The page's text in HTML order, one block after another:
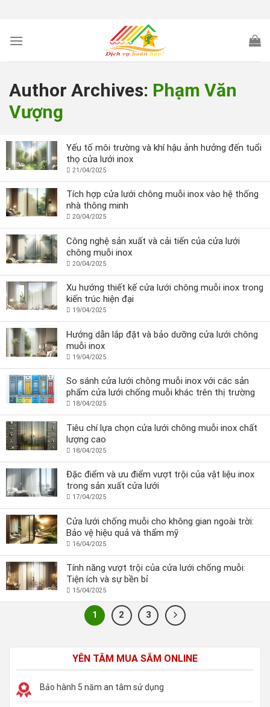
content
Author Archives: Phạm Văn
Vượng
Yếu tố môi trường và khí hậu ảnh hưởng đến tuổi
thọ cửa lưới inox
21/04/2025
Tích hợp cửa lưới chông muỗi inox vào hệ thống
nhà thông minh
20/04/2025
Công nghệ sản xuất và cải tiến của cửa lưới
chông muỗi inox
20/04/2025
Xu hướng thiết kế cửa lưới chông muỗi inox trong
kiến trúc hiện đại
19/04/2025
Hướng dẫn lắp đặt và bảo dưỡng cửa lưới chông
muỗi inox
19/04/2025
So sánh cửa lưới chông muỗi inox với các sản
phẩm cửa lưới chống muỗi khác trên thị trường
18/04/2025
Tiêu chí lựa chọn cửa lưới chông muỗi inox chất
lượng cao
18/04/2025
Đặc điểm và ưu điểm vượt trội của vật liệu inox
trong sản xuất cửa lưới
17/04/2025
Cửa lưới chống muỗi cho không gian ngoài trời:
Bảo vệ hiệu quả và thẩm mỹ
16/04/2025
Tính năng vượt trội của cửa lưới chống muỗi:
Tiện ích và sự bền bỉ
15/04/2025
1 2 3
YÊN TÂM MUA SẮM ONLINE
Bảo hành 5 năm an tâm sử dụng